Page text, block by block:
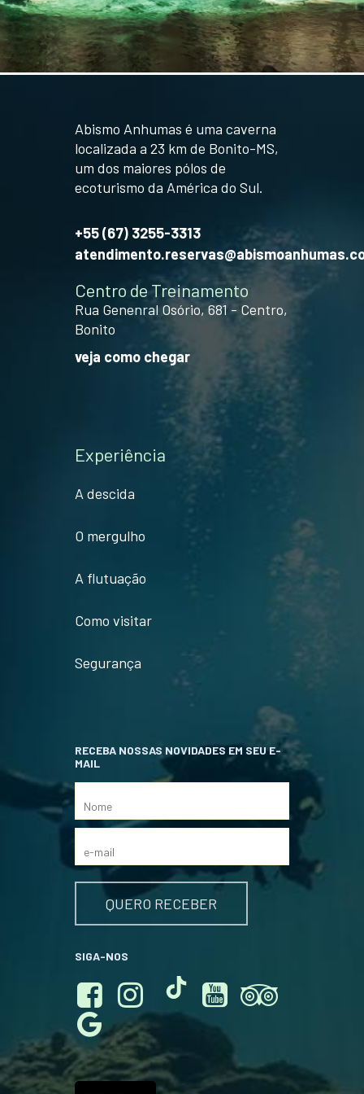
Abismo Anhumas é uma caverna
localizada a 23 km de Bonito-MS,
um dos maiores pólos de
ecoturismo da América do Sul.
+55 (67) 3255-3313
Centro de Treinamento
Rua Genenral Osório, 681 - Centro,
Bonito
veja como chegar
Experiência
A descida
O mergulho
A flutuação
Como visitar
Segurança
RECEBA NOSSAS NOVIDADES EM SEU E-
MAIL
SIGA-NOS